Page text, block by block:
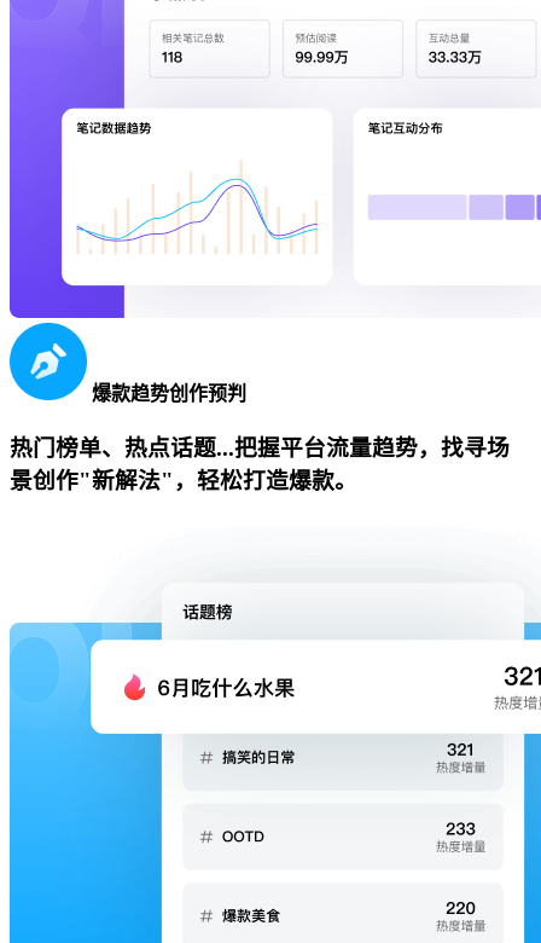
爆款趋势创作预判
热门榜单、热点话题...把握平台流量趋势，找寻场
景创作"新解法"，轻松打造爆款。